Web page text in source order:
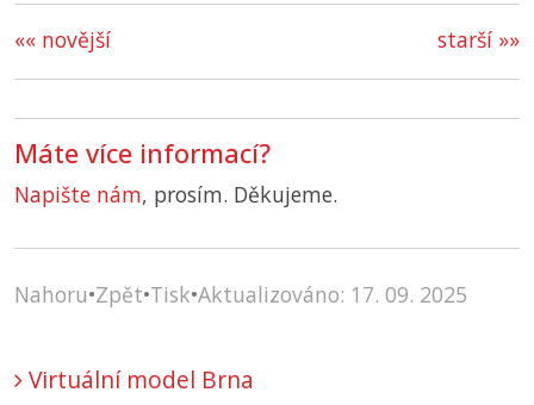
starší »»
«« novější
Máte více informací?
Napište nám, prosím. Děkujeme.
Nahoru•Zpět•Tisk•Aktualizováno: 17. 09. 2025
Virtuální model Brna